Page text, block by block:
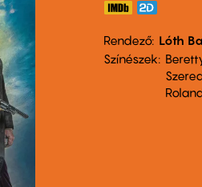
Rendező Lóth
Színészek